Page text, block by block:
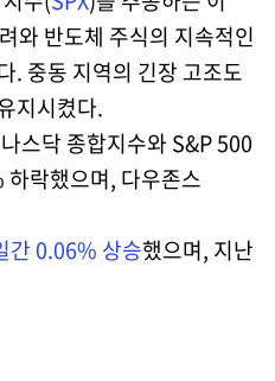
와 반도체 주식의 지속적인
. 중동 지역의 긴장 고조도
지시켰다.
스닥 종합지수와 S&P 500
락했으며, 다우존스
간 0.06% 상승했으며, 지난